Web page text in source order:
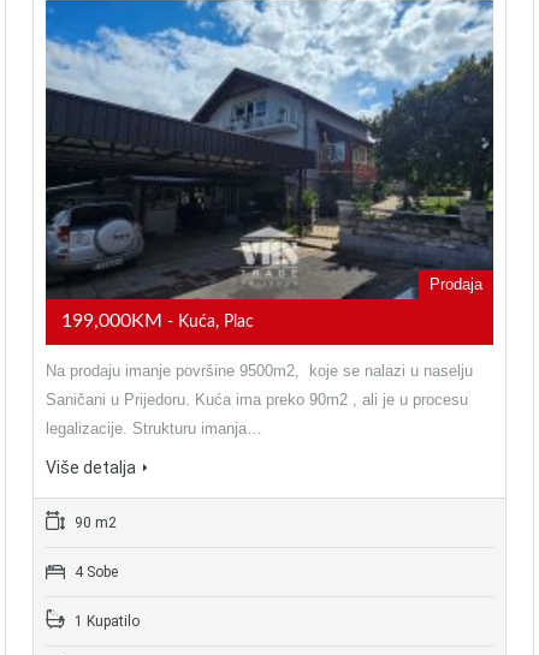
Prodaja
199,000KM - Kuća, Plac
Na prodaju imanje površine 9500m2, koje se nalazi u naselju
Saničani u Prijedoru. Kuća ima preko 90m2 , ali je u procesu
legalizacije. Strukturu imanja…
Više detalja
90 m2
4 Sobe
1 Kupatilo